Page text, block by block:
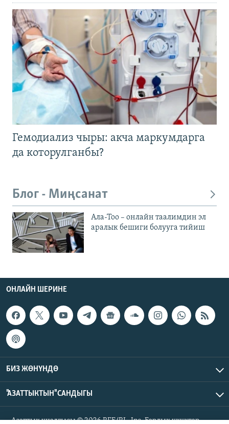
Гемодиализ чыры: акча маркумдарга
да которулганбы?
Блог - Миңсанат
Ала-Тоо – онлайн таалимдин эл
аралык бешиги болууга тийиш
ОНЛАЙН ШЕРИНЕ
БИЗ ЖӨНҮНДӨ
"АЗАТТЫКТЫН" САНДЫГЫ
Азаттык үналгысы © 2026 RFE/RL, Inc. Бардык укуктар